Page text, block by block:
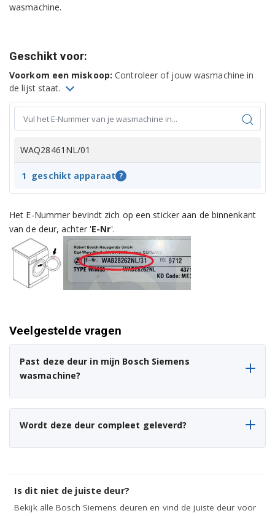
wasmachine.
Geschikt voor:
Voorkom een miskoop: Controleer of jouw wasmachine in
de lijst staat.
WAQ28461NL/01
1 geschikt apparaat ?
Het E-Nummer bevindt zich op een sticker aan de binnenkant
van de deur, achter 'E-Nr'.
Veelgestelde vragen
Past deze deur in mijn Bosch Siemens
wasmachine?
Wordt deze deur compleet geleverd?
Is dit niet de juiste deur?
Bekijk alle Bosch Siemens deuren en vind de juiste deur voor